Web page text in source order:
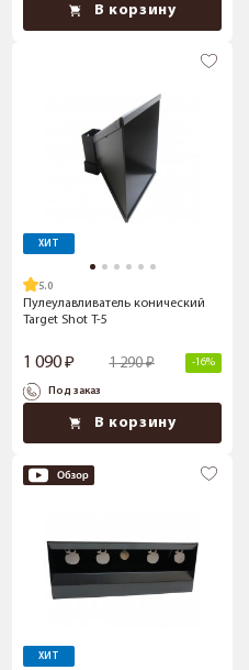
В корзину
ХИТ
5.0
Пулеулавливатель конический
Target Shot T-5
1 090 1 290 -16%
Под заказ
В корзину
ХИТ